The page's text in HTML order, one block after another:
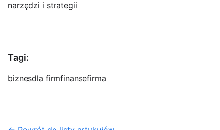
narzędzi i strategii
Tagi:
biznesdla firmfinansefirma